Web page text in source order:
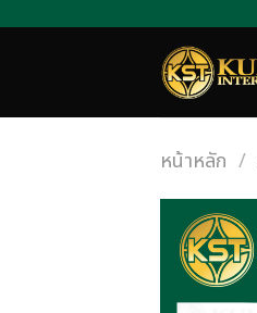
หน้าหลัก /